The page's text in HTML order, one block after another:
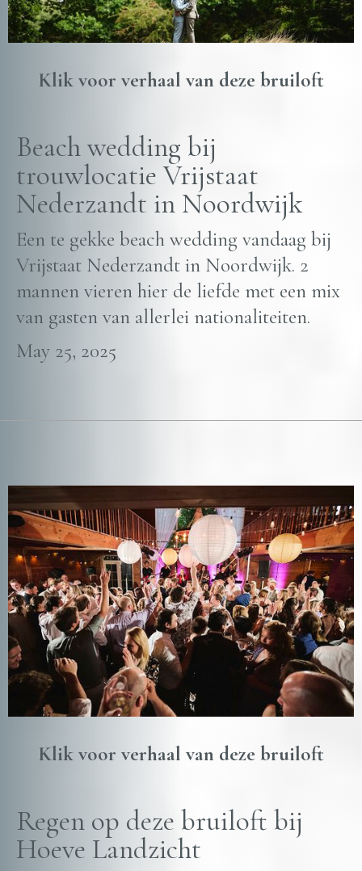
Klik voor verhaal van deze bruiloft
Beach wedding bij
trouwlocatie Vrijstaat
Nederzandt in Noordwijk
Een te gekke beach wedding vandaag bij
Vrijstaat Nederzandt in Noordwijk. 2
mannen vieren hier de liefde met een mix
van gasten van allerlei nationaliteiten.
May 25, 2025
Klik voor verhaal van deze bruiloft
Regen op deze bruiloft bij
Hoeve Landzicht